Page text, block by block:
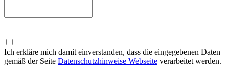
Ich erkläre mich damit einverstanden, dass die eingegebenen Daten
gemäß der Seite Datenschutzhinweise Webseite verarbeitet werden.